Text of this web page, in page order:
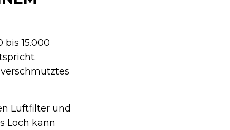
15.000
Luftfilter und
Loch kann